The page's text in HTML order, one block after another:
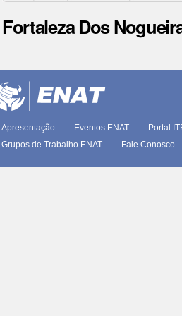
Fortaleza Dos
documento
Apresentação Eventos ENAT Portal
Grupos de Trabalho ENAT
Fale Conosco